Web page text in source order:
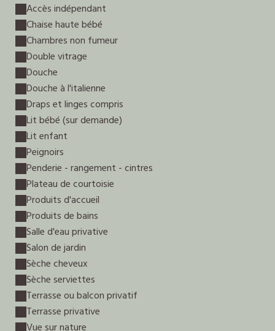
Accès indépendant
Chaise haute bébé
Chambres non fumeur
Double vitrage
Douche
Douche à l'italienne
Draps et linges compris
Lit bébé (sur demande)
Lit enfant
Peignoirs
Penderie - rangement - cintres
Plateau de courtoisie
Produits d'accueil
Produits de bains
Salle d'eau privative
Salon de jardin
Sèche cheveux
Sèche serviettes
Terrasse ou balcon privatif
Terrasse privative
Vue sur nature